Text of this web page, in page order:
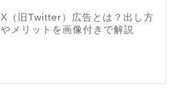
X（旧Twitter）広告とは？出し方
やメリットを画像付きで解説